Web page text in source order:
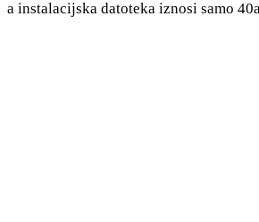
a instalacijska datoteka iznosi samo